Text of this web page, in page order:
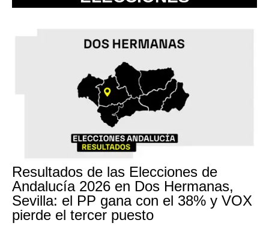
Resultados de las Elecciones de
Andalucía 2026 en Dos Hermanas,
Sevilla: el PP gana con el 38% y VOX
pierde el tercer puesto